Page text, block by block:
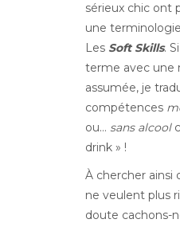
sérieux chic ont
une
Les Soft Skills.
terme avec une
assumée, je
compétences
ou… sans alcool
drink » !
À chercher ainsi
ne veulent plus
doute cachons-